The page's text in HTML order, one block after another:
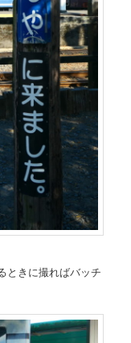
ときに撮ればバッチ